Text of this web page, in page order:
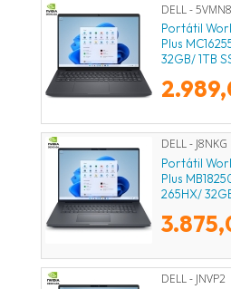
DELL - 5VMN8
Portátil
Plus
32GB/ 1TB
DELL - J8NKG
Portátil
Plus
265HX/
DELL - JNVP2